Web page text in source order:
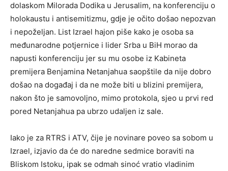
dolaskom Milorada Dodika u Jerusalim, na konferenciju o
holokaustu i antisemitizmu, gdje je očito došao nepozvan
i nepoželjan. List Izrael hajon piše kako je osoba sa
međunarodne potjernice i lider Srba u BiH morao da
napusti konferenciju jer su mu osobe iz Kabineta
premijera Benjamina Netanjahua saopštile da nije dobro
došao na događaj i da ne može biti u blizini premijera,
nakon što je samovoljno, mimo protokola, sjeo u prvi red
pored Netanjahua pa ubrzo udaljen iz sale.
Iako je za RTRS i ATV, čije je novinare poveo sa sobom u
Izrael, izjavio da će do naredne sedmice boraviti na
Bliskom Istoku, ipak se odmah sinoć vratio vladinim